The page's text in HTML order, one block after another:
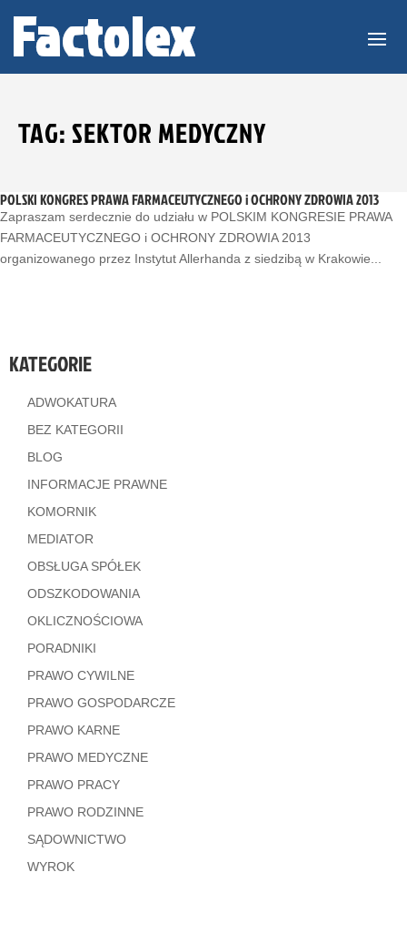
TAG: SEKTOR MEDYCZNY
POLSKI KONGRES PRAWA FARMACEUTYCZNEGO i OCHRONY ZDROWIA 2013
Zapraszam serdecznie do udziału w POLSKIM KONGRESIE PRAWA
FARMACEUTYCZNEGO i OCHRONY ZDROWIA 2013
organizowanego przez Instytut Allerhanda z siedzibą w Krakowie...
KATEGORIE
ADWOKATURA
BEZ KATEGORII
BLOG
INFORMACJE PRAWNE
KOMORNIK
MEDIATOR
OBSŁUGA SPÓŁEK
ODSZKODOWANIA
OKLICZNOŚCIOWA
PORADNIKI
PRAWO CYWILNE
PRAWO GOSPODARCZE
PRAWO KARNE
PRAWO MEDYCZNE
PRAWO PRACY
PRAWO RODZINNE
SĄDOWNICTWO
WYROK